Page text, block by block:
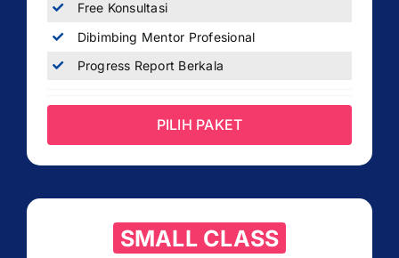
Free Konsultasi
Dibimbing Mentor Profesional
Progress Report Berkala
PILIH PAKET
SMALL CLASS